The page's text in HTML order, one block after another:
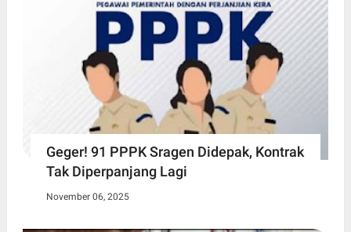
Geger! 91 PPPK Sragen Didepak, Kontrak
Tak Diperpanjang Lagi
November 06, 2025